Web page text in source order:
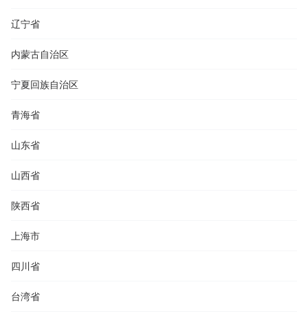
辽宁省
内蒙古自治区
宁夏回族自治区
青海省
山东省
山西省
陕西省
上海市
四川省
台湾省